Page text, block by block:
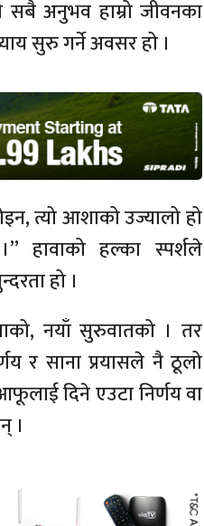
अनुभव हाम्रो जीवनका
सुरु गर्ने अवसर हो ।
त्यो आशाको उज्यालो हो
हावाको हल्का स्पर्शले
हो ।
नयाँ सुरुवातको । तर
र साना प्रयासले नै ठूलो
दिने एउटा निर्णय वा
।